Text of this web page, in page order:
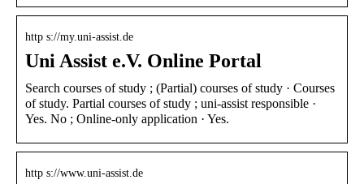
http s://my.uni-assist.de
Uni Assist e.V. Online Portal
Search courses of study ; (Partial) courses of study · Courses
of study. Partial courses of study ; uni-assist responsible ·
Yes. No ; Online-only application · Yes.
http s://www.uni-assist.de